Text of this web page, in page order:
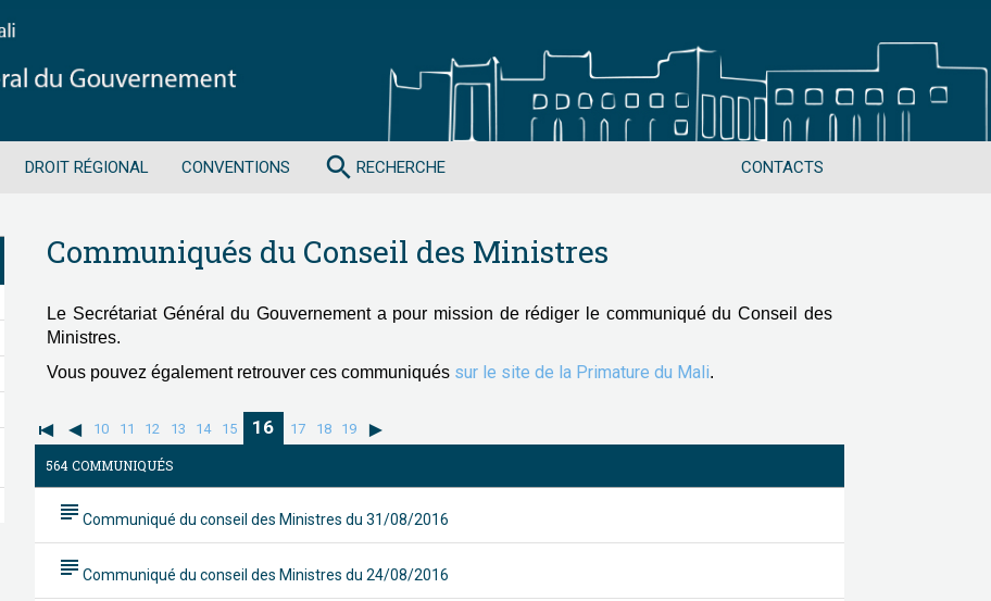
DROIT RÉGIONAL CONVENTIONS CONTACTS
search RECHERCHE
Communiqués du Conseil des Ministres
Le Secrétariat Général du Gouvernement a pour mission de rédiger le communiqué du Conseil des
Ministres.
Vous pouvez également retrouver ces communiqués sur le site de la Primature du Mali.
10 11 12 13 14 15 16 17 18 19
564 COMMUNIQUÉS
subject Communiqué du conseil des Ministres du 31/08/2016
subject Communiqué du conseil des Ministres du 24/08/2016